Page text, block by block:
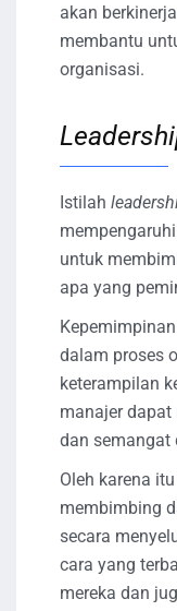
akan
membantu
organisasi.
Istilah
untuk
apa yang
dalam proses
keterampilan
manajer dapat
dan semangat
Oleh karena
membimbing
secara
cara yang
mereka dan